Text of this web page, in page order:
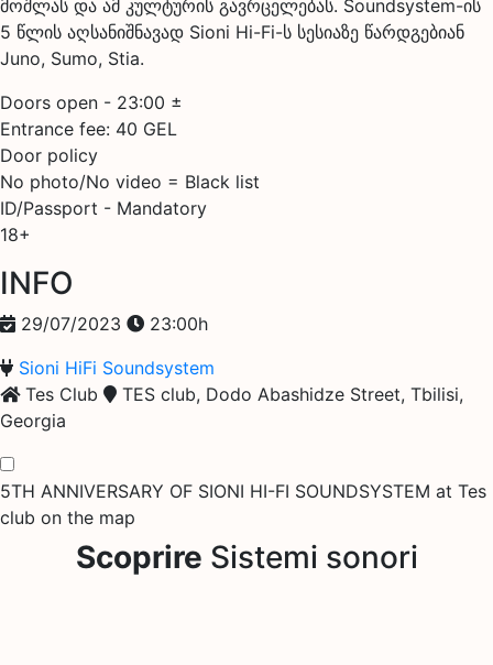
მოშლას და ამ კულტურის გავრცელებას. Soundsystem-ის
5 წლის აღსანიშნავად Sioni Hi-Fi-ს სესიაზე წარდგებიან
Juno, Sumo, Stia.
Doors open - 23:00 ±
Entrance fee: 40 GEL
Door policy
No photo/No video = Black list
ID/Passport - Mandatory
18+
INFO
29/07/2023
23:00h
Sioni HiFi Soundsystem
Tes Club
TES club, Dodo Abashidze Street, Tbilisi,
Georgia
5TH ANNIVERSARY OF SIONI HI-FI SOUNDSYSTEM at Tes
club on the map
Scoprire Sistemi sonori